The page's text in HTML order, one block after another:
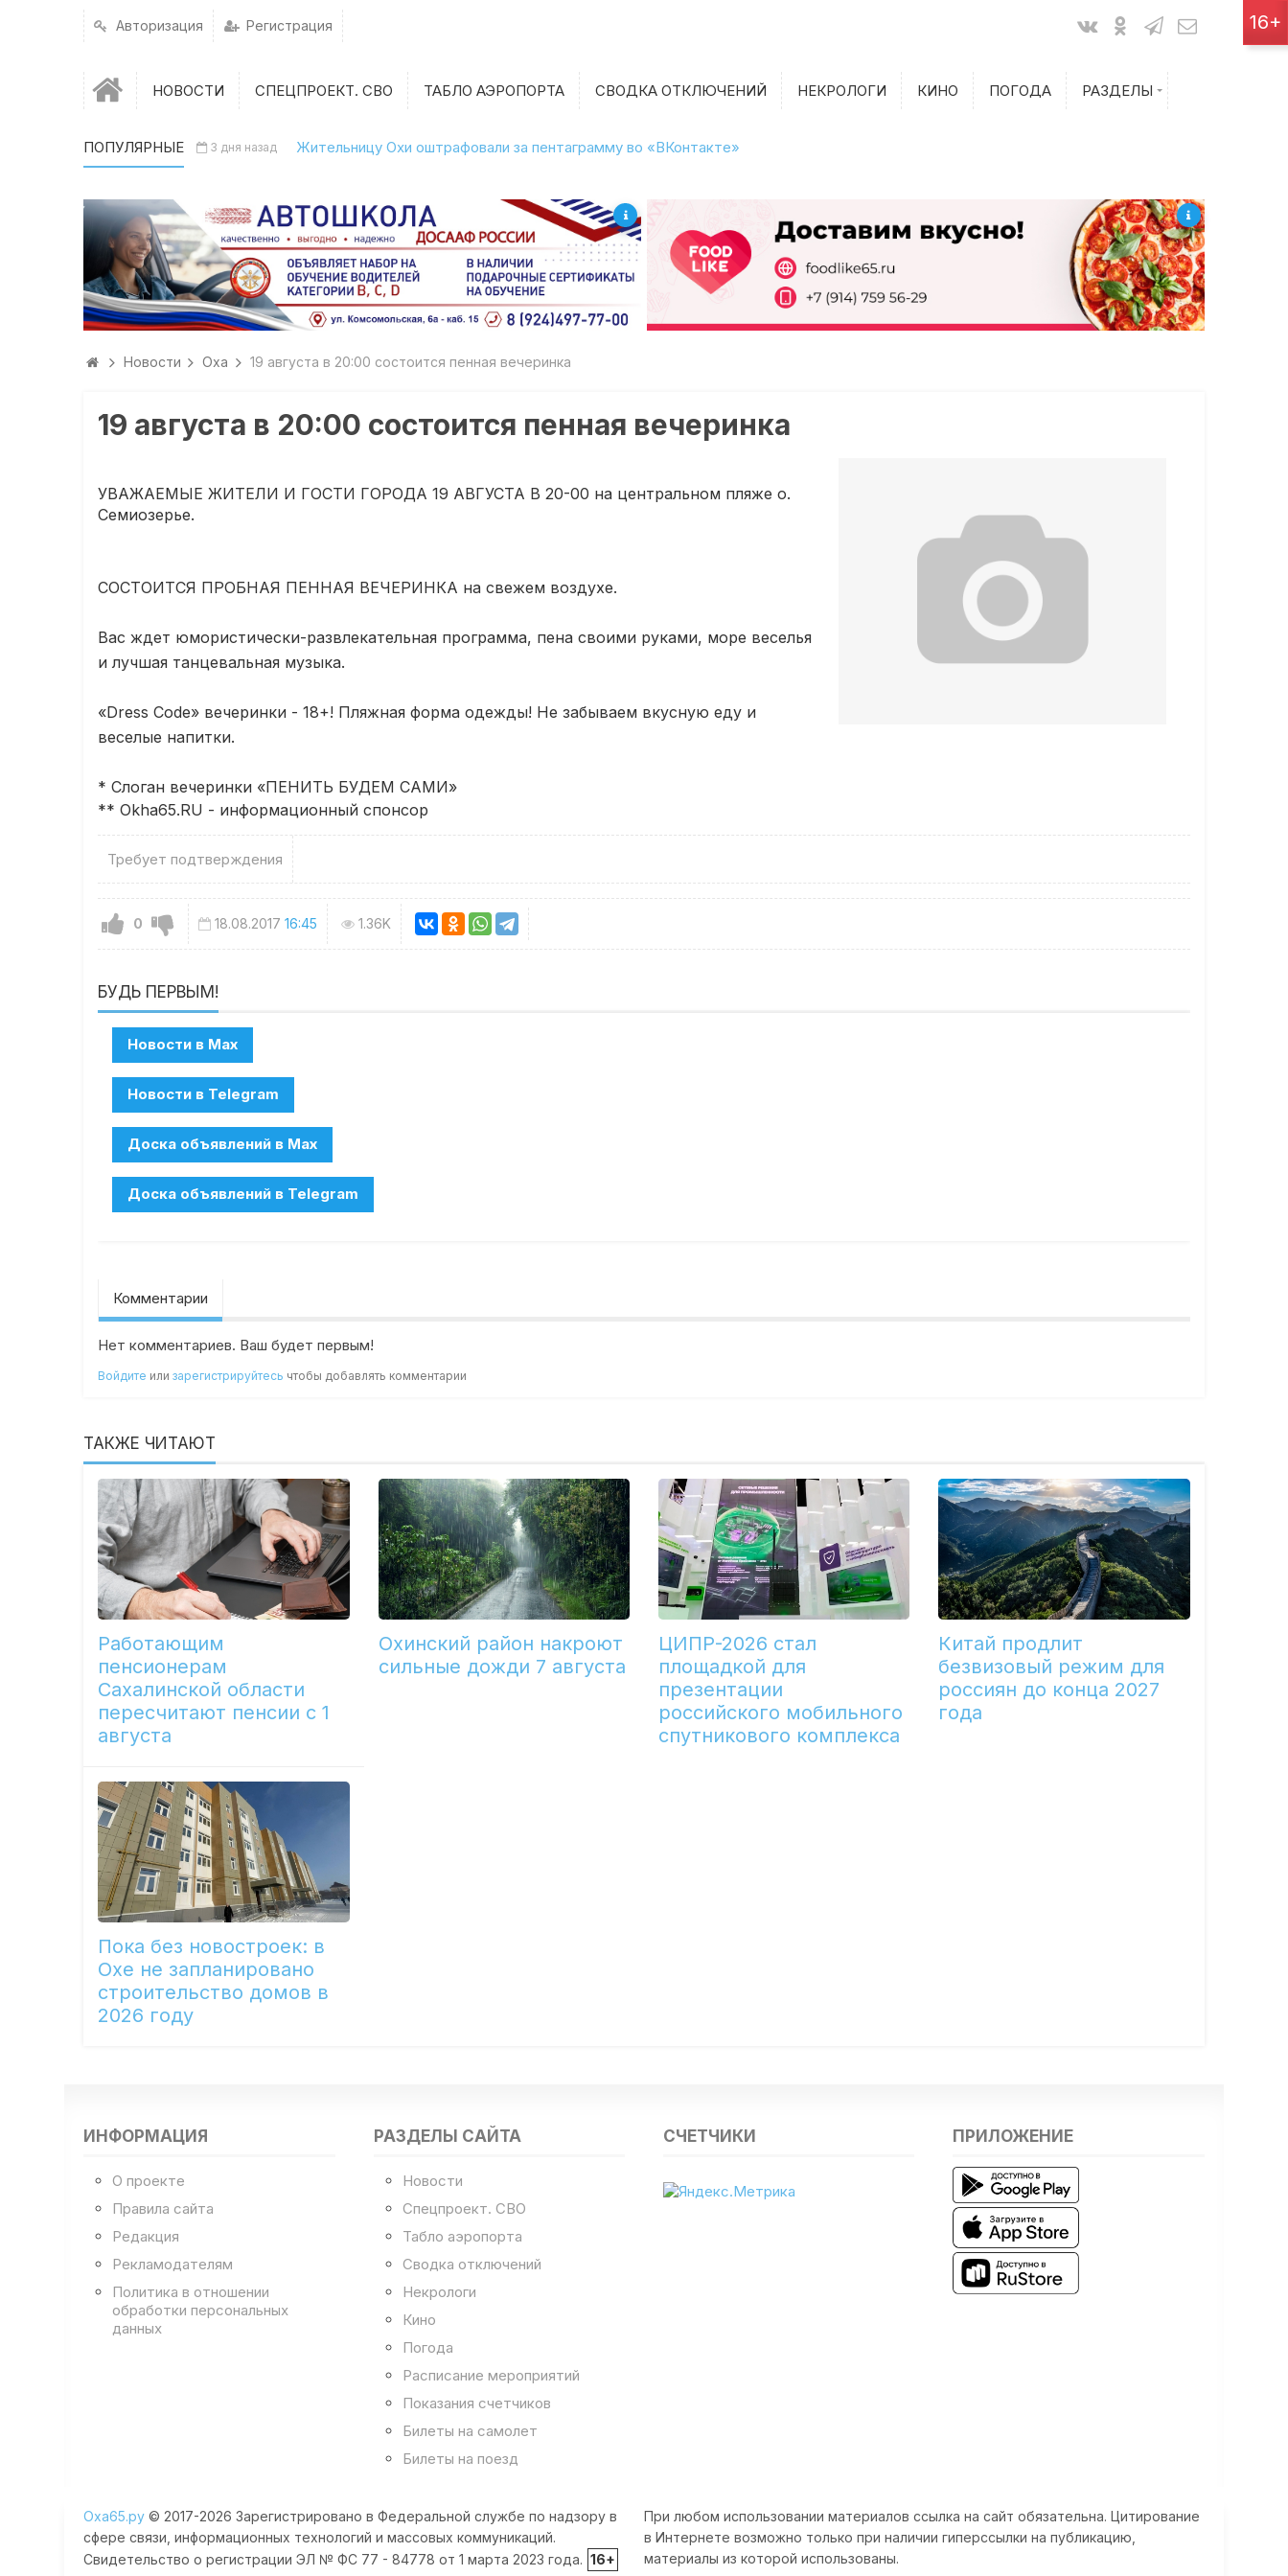
Авторизация Регистрация
НОВОСТИ СПЕЦПРОЕКТ. СВО ТАБЛО АЭРОПОРТА СВОДКА ОТКЛЮЧЕНИЙ НЕКРОЛОГИ КИНО ПОГОДА РАЗДЕЛЫ
Показания счетчиков
Билеты на поезд
ПОПУЛЯРНЫЕ 3 дня назад Жительницу Охи оштрафовали за пентаграмму во «ВКонтакте»
Новости Оха 19 августа в 20:00 состоится пенная вечеринка
19 августа в 20:00 состоится пенная вечеринка
УВАЖАЕМЫЕ ЖИТЕЛИ И ГОСТИ ГОРОДА 19 АВГУСТА В 20-00 на центральном пляже о.
Семиозерье.
СОСТОИТСЯ ПРОБНАЯ ПЕННАЯ ВЕЧЕРИНКА на свежем воздухе.
Вас ждет юмористически-развлекательная программа, пена своими руками, море веселья
и лучшая танцевальная музыка.
«Dress Code» вечеринки - 18+! Пляжная форма одежды! Не забываем вкусную еду и
веселые напитки.
* Слоган вечеринки «ПЕНИТЬ БУДЕМ САМИ»
** Okha65.RU - информационный спонсор
Требует подтверждения
0 18.08.2017 16:45 1.36K
БУДЬ ПЕРВЫМ!
Комментарии
Нет комментариев. Ваш будет первым!
Войдите илизарегистрируйтесь чтобы добавлять комментарии
ТАКЖЕ ЧИТАЮТ
Работающим
пенсионерам
Сахалинской области
пересчитают пенсии с 1
августа
Охинский район накроют
сильные дожди 7 августа
ЦИПР-2026 стал
площадкой для
презентации
российского мобильного
спутникового комплекса
Китай продлит
безвизовый режим для
россиян до конца 2027
года
Пока без новостроек: в
Охе не запланировано
строительство домов в
2026 году
ИНФОРМАЦИЯ
О проекте
Правила сайта
Редакция
Рекламодателям
Политика в отношении
обработки персональных
данных
РАЗДЕЛЫ САЙТА
Новости
Спецпроект. СВО
Табло аэропорта
Сводка отключений
Некрологи
Кино
Погода
Расписание мероприятий
Показания счетчиков
Билеты на самолет
Билеты на поезд
СЧЕТЧИКИ ПРИЛОЖЕНИЕ
При любом использовании материалов ссылка на сайт обязательна. Цитирование
в Интернете возможно только при наличии гиперссылки на публикацию,
материалы из которой использованы.
Оха65.ру © 2017-2026 Зарегистрировано в Федеральной службе по надзору в
сфере связи, информационных технологий и массовых коммуникаций.
Свидетельство о регистрации ЭЛ № ФС 77 - 84778 от 1 марта 2023 года. 16+
16+